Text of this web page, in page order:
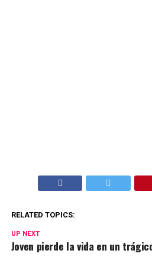
RELATED TOPICS:
UP NEXT
Joven pierde la vida en un